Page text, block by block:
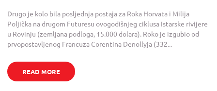
Drugo je kolo bila posljednja postaja za Roka Horvata i Milija
Poljička na drugom Futuresu ovogodišnjeg ciklusa Istarske rivijere
u Rovinju (zemljana podloga, 15.000 dolara). Roko je izgubio od
prvopostavljenog Francuza Corentina Denollyja (332...
READ MORE